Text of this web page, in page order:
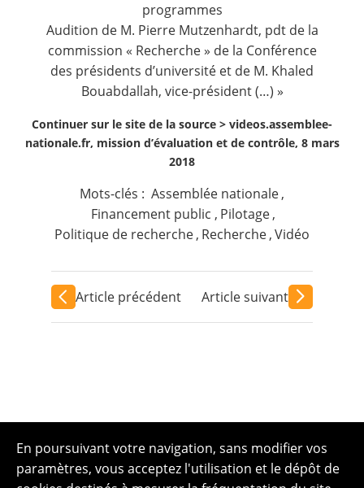
programmes
Audition de M. Pierre Mutzenhardt, pdt de la
commission « Recherche » de la Conférence
des présidents d’université et de M. Khaled
Bouabdallah, vice-président (…) »
Continuer sur le site de la source > videos.assemblee-
nationale.fr, mission d’évaluation et de contrôle, 8 mars
2018
Mots-clés : Assemblée nationale ,
Financement public , Pilotage,
Politique de recherche, Recherche,Vidéo
Article précédent Article suivant
En poursuivant votre navigation, sans modifier vos
paramètres, vous acceptez l'utilisation et le dépôt de